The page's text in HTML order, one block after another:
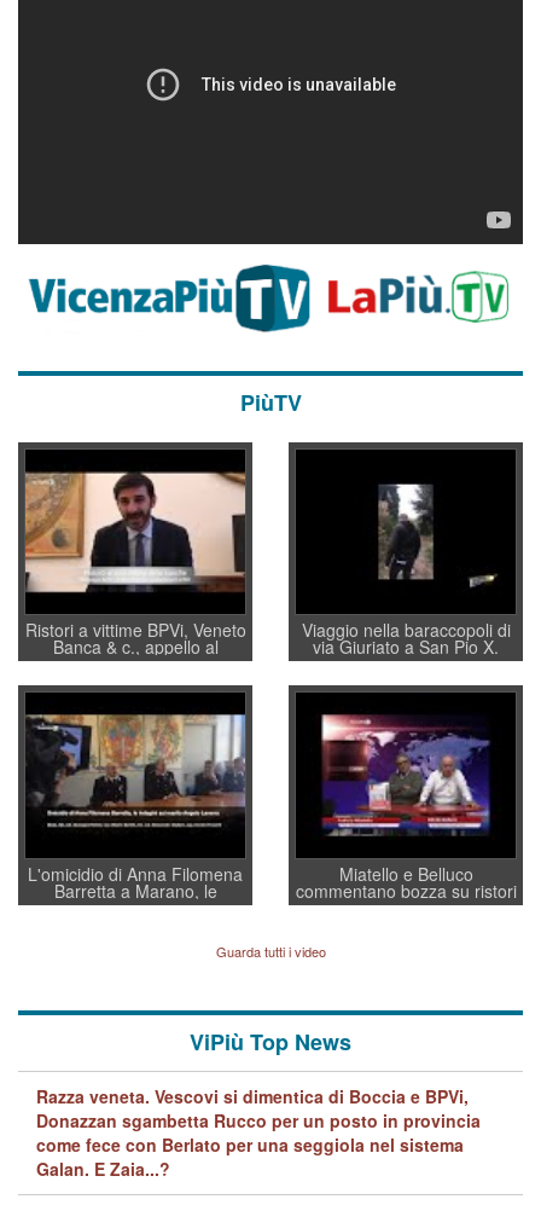
PiùTV
Ristori a vittime BPVi, Veneto
Banca & c., appello al
sottosegretario Alessio
Villarosa: per mettere ordine
convochi con Di Maio CNCU
a supporto della cabina di
regia al Mef
Viaggio nella baraccopoli di
via Giuriato a San Pio X.
Vicenza ai Vicentini: “faremo
un regalo di Natale ai
residenti”
L'omicidio di Anna Filomena
Barretta a Marano, le
indagini dei carabinieri di
quelle di... Barbara D'Urso
Miatello e Belluco
commentano bozza su ristori
BPVi e Veneto Banca
Guarda tutti i video
ViPiù Top News
Razza veneta. Vescovi si dimentica di Boccia e BPVi,
Donazzan sgambetta Rucco per un posto in provincia
come fece con Berlato per una seggiola nel sistema
Galan. E Zaia...?